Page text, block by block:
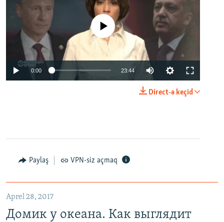
No media source currently available
0:00 23:44
Direct-ə keçid
Paylaş VPN-siz açmaq
Aprel 28, 2017
Домик у океана. Как выглядит